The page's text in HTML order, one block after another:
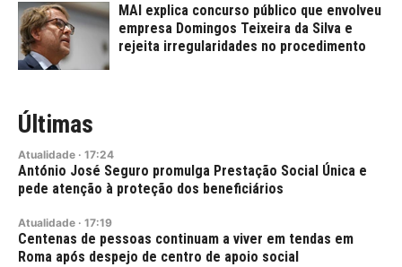
MAI explica concurso público que envolveu
empresa Domingos Teixeira da Silva e
rejeita irregularidades no procedimento
Últimas
Atualidade · 17:24
António José Seguro promulga Prestação Social Única e
pede atenção à proteção dos beneficiários
Atualidade · 17:19
Centenas de pessoas continuam a viver em tendas em
Roma após despejo de centro de apoio social